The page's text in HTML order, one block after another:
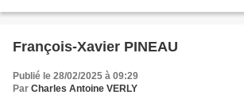
François-Xavier PINEAU
Publié le 28/02/2025 à 09:29
Par Charles Antoine VERLY